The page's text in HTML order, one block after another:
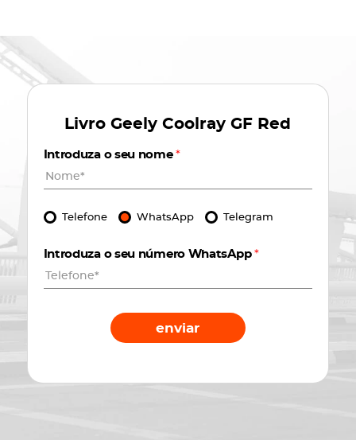
LivroGeely Coolray GF Red
Introduza o seu nome*
Telefone WhatsApp Telegram
Introduza o seu número WhatsApp *
enviar